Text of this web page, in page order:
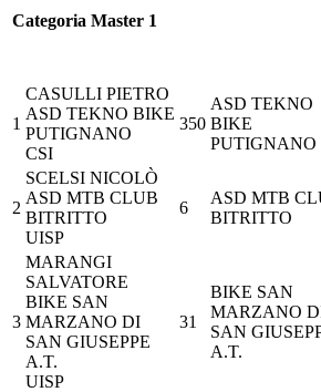
Categoria Master 1
1
CASULLI PIETRO
ASD TEKNO BIKE
PUTIGNANO
CSI
350
ASD TEKNO
BIKE
PUTIGNANO
2
SCELSI NICOLÒ
ASD MTB CLUB
BITRITTO
UISP
6
ASD MTB
BITRITTO
3
MARANGI
SALVATORE
BIKE SAN
MARZANO DI
SAN GIUSEPPE
A.T.
UISP
31
BIKE SAN
MARZANO
SAN
A.T.